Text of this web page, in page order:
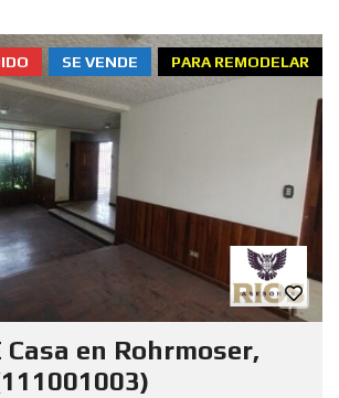
PARA REMODELAR
SE VENDE
Casa en Rohrmoser,